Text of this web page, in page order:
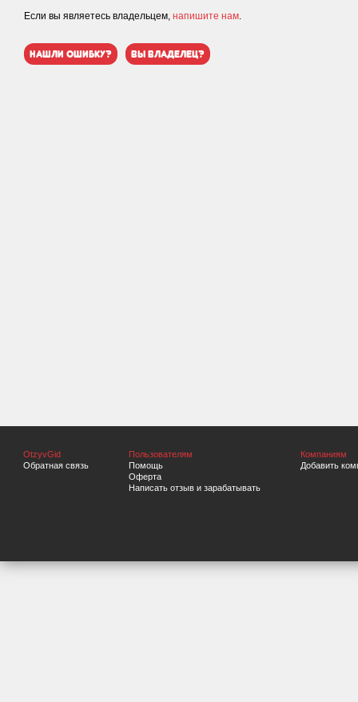
Если вы являетесь владельцем, напишите нам.
нашли ошибку? вы владелец?
OtzyvGid
Обратная связь
Пользователям
Помощь
Оферта
Написать отзыв и зарабатывать
Компаниям
Добавить